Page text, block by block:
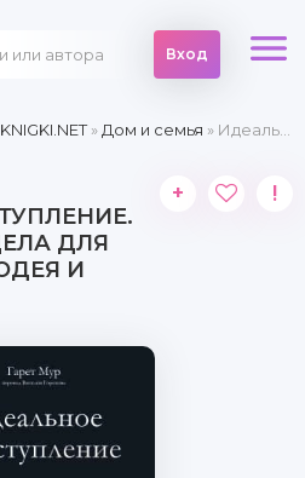
Вход
» Дом и семья » Идеальное преступление. 92 загадочных дела для гениального злодея и супердетектива
ДЛЯ
И
+ !